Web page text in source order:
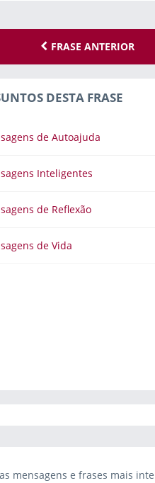
FRASE ANTERIOR
DESTA FRASE
de Autoajuda
Inteligentes
de Reflexão
de Vida
mensagens e frases mais